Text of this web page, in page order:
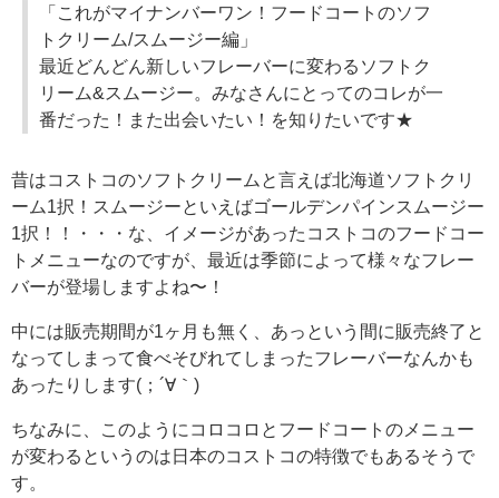
「これがマイナンバーワン！フードコートのソフ
トクリーム/スムージー編」
最近どんどん新しいフレーバーに変わるソフトク
リーム&スムージー。みなさんにとってのコレが一
番だった！また出会いたい！を知りたいです★
昔はコストコのソフトクリームと言えば北海道ソフトクリ
ーム1択！スムージーといえばゴールデンパインスムージー
1択！！・・・な、イメージがあったコストコのフードコー
トメニューなのですが、最近は季節によって様々なフレー
バーが登場しますよね〜！
中には販売期間が1ヶ月も無く、あっという間に販売終了と
なってしまって食べそびれてしまったフレーバーなんかも
あったりします(；´∀｀)
ちなみに、このようにコロコロとフードコートのメニュー
が変わるというのは日本のコストコの特徴でもあるそうで
す。